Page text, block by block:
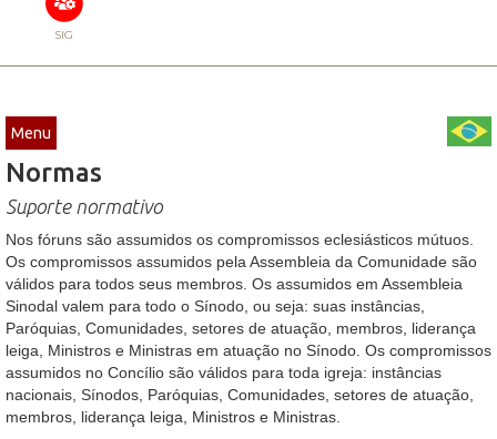
SIG
Menu
Normas
Suporte normativo
Nos fóruns são assumidos os compromissos eclesiásticos mútuos.
Os compromissos assumidos pela Assembleia da Comunidade são
válidos para todos seus membros. Os assumidos em Assembleia
Sinodal valem para todo o Sínodo, ou seja: suas instâncias,
Paróquias, Comunidades, setores de atuação, membros, liderança
leiga, Ministros e Ministras em atuação no Sínodo. Os compromissos
assumidos no Concílio são válidos para toda igreja: instâncias
nacionais, Sínodos, Paróquias, Comunidades, setores de atuação,
membros, liderança leiga, Ministros e Ministras.